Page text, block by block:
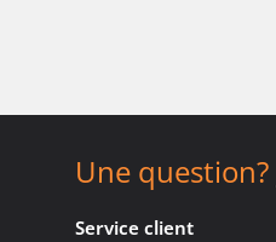
Une question?
Service client